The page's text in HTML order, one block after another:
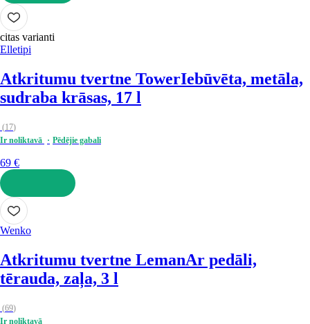
LIKT GROZĀ
citas varianti
Elletipi
Atkritumu tvertne TowerIebūvēta, metāla,
sudraba krāsas, 17 l
(17)
Ir noliktavā
Pēdējie gabali
69 €
LIKT GROZĀ
Wenko
Atkritumu tvertne LemanAr pedāli,
tērauda, zaļa, 3 l
(69)
Ir noliktavā